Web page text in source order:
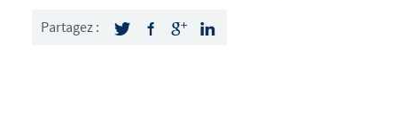
Partagez :